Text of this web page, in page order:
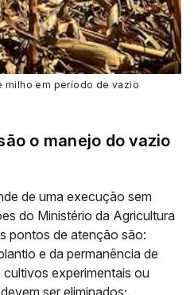
milho em período de vazio
o manejo do vazio
de uma execução sem
do Ministério da Agricultura
pontos de atenção são:
e da permanência de
cultivos experimentais ou